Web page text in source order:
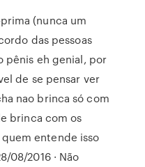
(nunca um
das pessoas
pênis eh genial, por
de se pensar ver
nao brinca só com
brinca com os
entende isso
08/2016 · Não